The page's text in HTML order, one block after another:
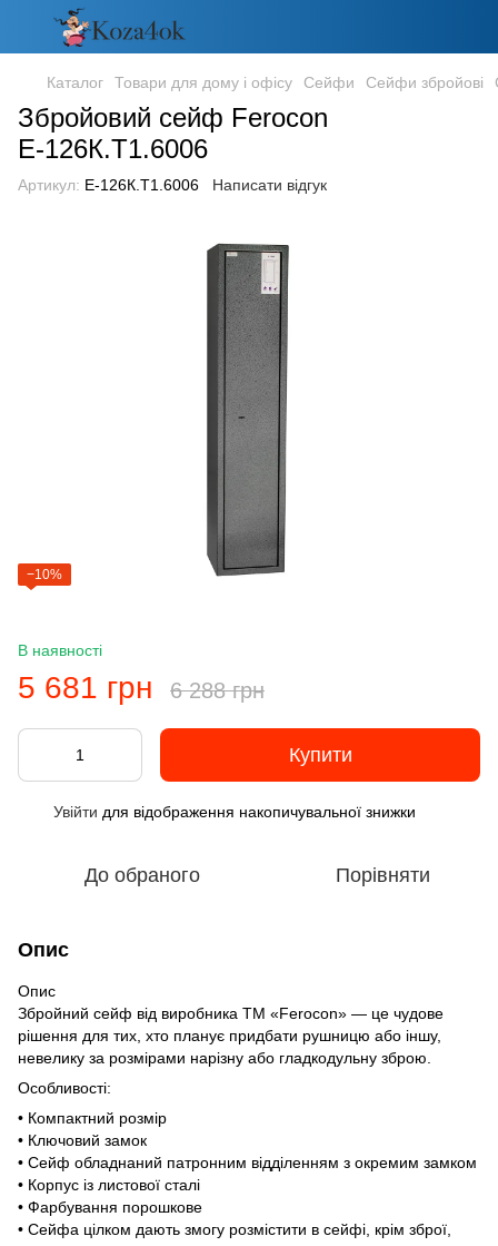
Каталог Товари для дому і офісу Сейфи Сейфи збройові
Збройовий сейф Ferocon
Е-126К.Т1.6006
Артикул: Е-126К.Т1.6006 Написати відгук
−10%
В наявності
5 681 грн 6 288 грн
Купити
Увійти для відображення накопичувальної знижки
До обраного Порівняти
Опис
Опис
Збройний сейф від виробника ТМ «Ferocon» — це чудове
рішення для тих, хто планує придбати рушницю або іншу,
невелику за розмірами нарізну або гладкодульну зброю.
Особливості:
• Компактний розмір
• Ключовий замок
• Сейф обладнаний патронним відділенням з окремим замком
• Корпус із листової сталі
• Фарбування порошкове
• Сейфа цілком дають змогу розмістити в сейфі, крім зброї,